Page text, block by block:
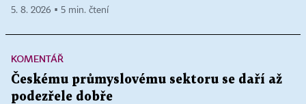
5. 8. 2026 ▪ 5 min. čtení
KOMENTÁŘ
Českému průmyslovému sektoru se daří až
podezřele dobře